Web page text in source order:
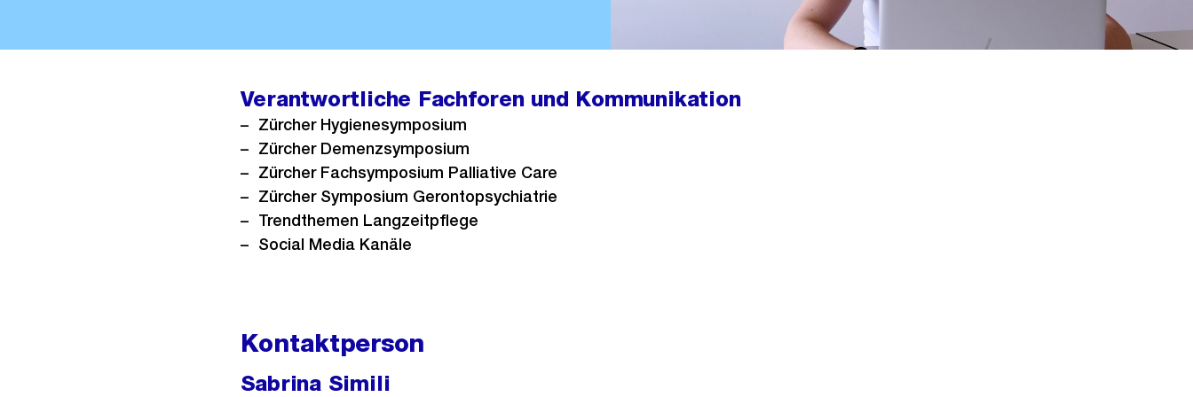
Verantwortliche Fachforen und Kommunikation
Zürcher Hygienesymposium
Zürcher Demenzsymposium
Zürcher Fachsymposium Palliative Care
Zürcher Symposium Gerontopsychiatrie
Trendthemen Langzeitpflege
Social Media Kanäle
Kontaktperson
Sabrina Simili